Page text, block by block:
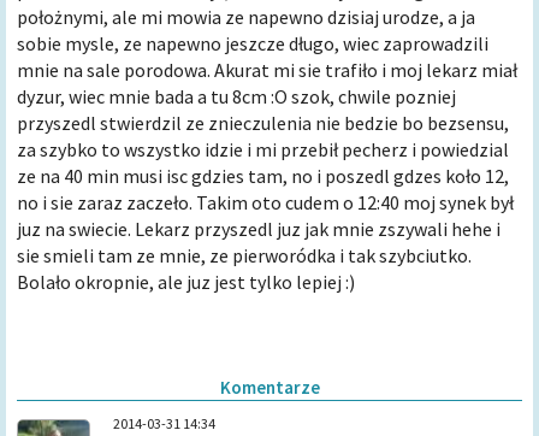
położnymi, ale mi mowia ze napewno dzisiaj urodze, a ja
sobie mysle, ze napewno jeszcze długo, wiec zaprowadzili
mnie na sale porodowa. Akurat mi sie trafiło i moj lekarz miał
dyzur, wiec mnie bada a tu 8cm :O szok, chwile pozniej
przyszedl stwierdzil ze znieczulenia nie bedzie bo bezsensu,
za szybko to wszystko idzie i mi przebił pecherz i powiedzial
ze na 40 min musi isc gdzies tam, no i poszedl gdzes koło 12,
no i sie zaraz zaczeło. Takim oto cudem o 12:40 moj synek był
juz na swiecie. Lekarz przyszedl juz jak mnie zszywali hehe i
sie smieli tam ze mnie, ze pierworódka i tak szybciutko.
Bolało okropnie, ale juz jest tylko lepiej :)
Komentarze
2014-03-31 14:34